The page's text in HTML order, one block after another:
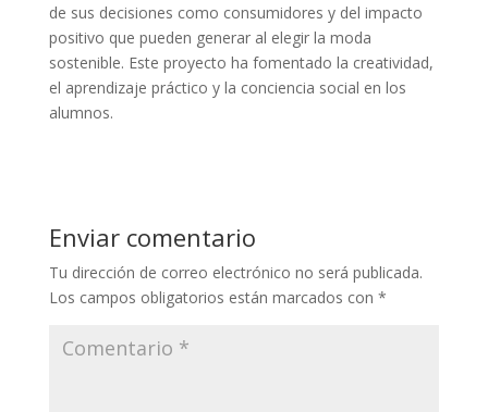
de sus decisiones como consumidores y del impacto
positivo que pueden generar al elegir la moda
sostenible. Este proyecto ha fomentado la creatividad,
el aprendizaje práctico y la conciencia social en los
alumnos.
Enviar comentario
Tu dirección de correo electrónico no será publicada.
Los campos obligatorios están marcados con *